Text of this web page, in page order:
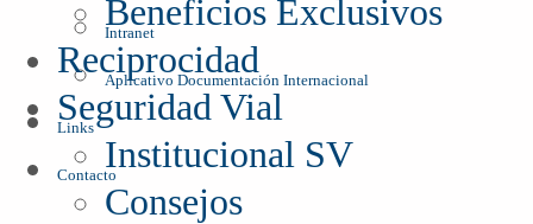
Intranet
Aplicativo Documentación Internacional
Links
Contacto
Beneficios Exclusivos
Reciprocidad
Seguridad Vial
Institucional SV
Consejos